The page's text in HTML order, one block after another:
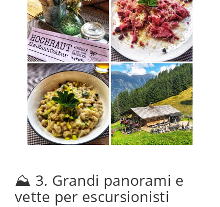
⛰️ 3. Grandi panorami e
vette per escursionisti